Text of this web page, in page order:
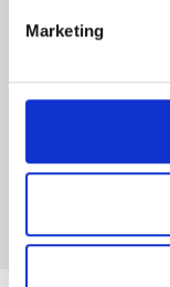
Marketing